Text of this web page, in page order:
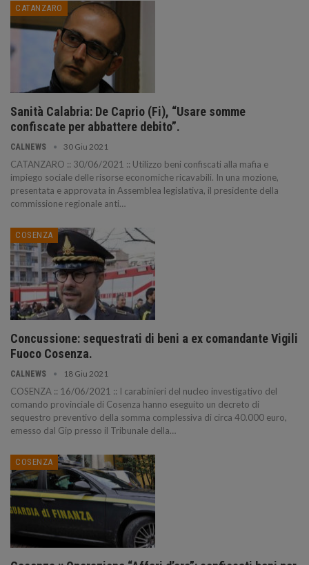
CATANZARO
Sanità Calabria: De Caprio (Fi), “Usare somme
confiscate per abbattere debito”.
CALNEWS 30 Giu 2021
CATANZARO :: 30/06/2021 :: Utilizzo beni confiscati alla mafia e
impiego sociale delle risorse economiche ricavabili. In una mozione,
presentata e approvata in Assemblea legislativa, il presidente della
commissione regionale anti…
COSENZA
Concussione: sequestrati di beni a ex comandante Vigili
Fuoco Cosenza.
CALNEWS 18 Giu 2021
COSENZA :: 16/06/2021 :: I carabinieri del nucleo investigativo del
comando provinciale di Cosenza hanno eseguito un decreto di
sequestro preventivo della somma complessiva di circa 40.000 euro,
emesso dal Gip presso il Tribunale della…
COSENZA